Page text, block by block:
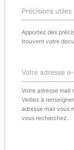
Précisions utiles
Apportez des
trouvent votre
Votre adresse
Votre adresse mail
Veillez à
adresse mail vous
vous recherchez.